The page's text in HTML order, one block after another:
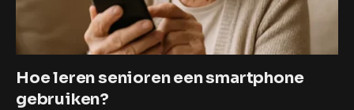
Hoe leren senioren een smartphone
gebruiken?